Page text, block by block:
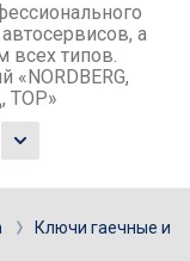
а
всех типов.
ТОР»
Ключи гаечные и